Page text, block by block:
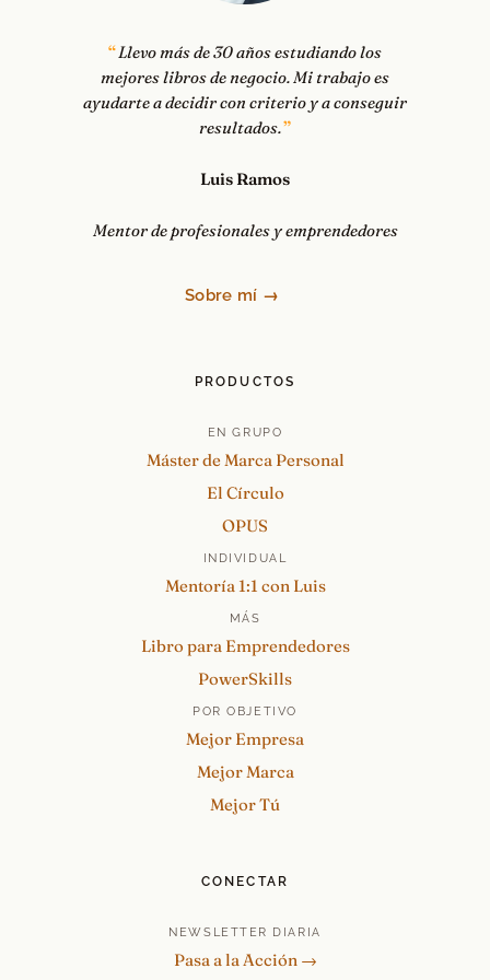
Llevo más de 30 años estudiando los
mejores libros de negocio. Mi trabajo es
ayudarte a decidir con criterio y a conseguir
resultados.
Luis Ramos
Mentor de profesionales y emprendedores
Sobre mí →
PRODUCTOS
EN GRUPO
Máster de Marca Personal
El Círculo
OPUS
INDIVIDUAL
Mentoría 1:1 con Luis
MÁS
Libro para Emprendedores
PowerSkills
POR OBJETIVO
Mejor Empresa
Mejor Marca
Mejor Tú
CONECTAR
NEWSLETTER DIARIA
Pasa a la Acción →